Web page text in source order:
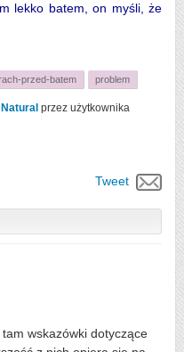
lekko batem, on myśli, że
przed-batem problem
Natural przez użytkownika
Tweet
wskazówki dotyczące